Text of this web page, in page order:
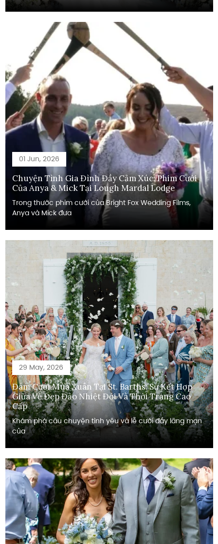
01 Jun, 2026
Chuyện Tình Gia Đình Đầy Cảm Xúc: Phim Cưới
Của Anya & Mick Tại Lough Mardal Lodge
Trong thước phim cưới của Bright Fox Wedding Films,
Anya và Mick đưa
29 May, 2026
Đám Cưới Mùa Xuân Tại St. Barths: Sự Kết Hợp
Giữa Vẻ Đẹp Đảo Nhiệt Đới Và Thời Trang Cao
Cấp
Khám phá câu chuyện tình yêu và lễ cưới đầy lãng mạn
của